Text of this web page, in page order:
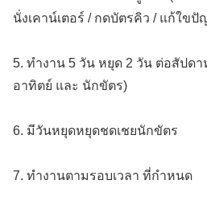
นั่งเคาน์เตอร์ / กดบัตรคิว / แก้ใข
5. ทำงาน 5 วัน หยุด 2 วัน ต่อสัปดา
อาทิตย์ และ นักขัตร)
6. มีวันหยุดหยุดชดเชยนักขัตร
7. ทำงานตามรอบเวลา ที่กำหนด